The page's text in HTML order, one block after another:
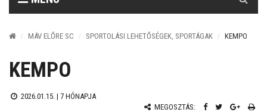
MÁV ELŐRE SC SPORTOLÁSI LEHETŐSÉGEK, SPORTÁGAK KEMPO
KEMPO
2026.01.15. | 7 HÓNAPJA
MEGOSZTÁS: